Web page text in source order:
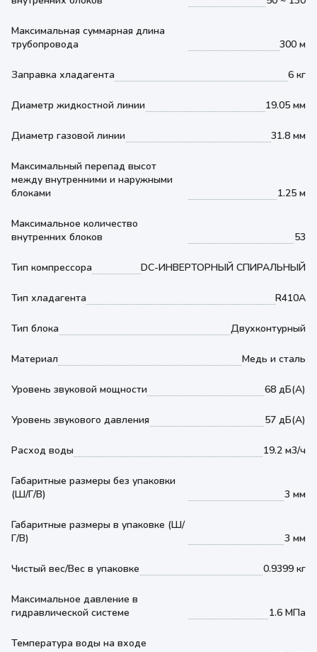
Максимальная суммарная длина
трубопровода
300 м
Заправка хладагента 6 кг
Диаметр жидкостной линии 19.05 мм
Диаметр газовой линии 31.8 мм
Максимальный перепад высот
между внутренними и наружными
блоками
1.25 м
Максимальное количество
внутренних блоков
53
Тип компрессора DC-ИНВЕРТОРНЫЙ СПИРАЛЬНЫЙ
Тип хладагента R410A
Тип блока Двухконтурный
Материал Медь и сталь
Уровень звуковой мощности 68 дБ(А)
Уровень звукового давления 57 дБ(А)
Расход воды 19.2 м3/ч
Габаритные размеры без упаковки
(Ш/Г/В)
3 мм
Габаритные размеры в упаковке (Ш/
Г/В)
3 мм
Чистый вес/Вес в упаковке 0.9399 кг
Максимальное давление в
гидравлической системе
1.6 МПа
Температура воды на входе